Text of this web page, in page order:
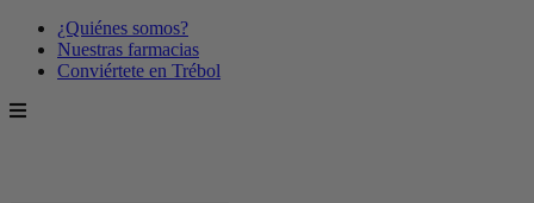
¿Quiénes somos?
Nuestras farmacias
Conviértete en Trébol